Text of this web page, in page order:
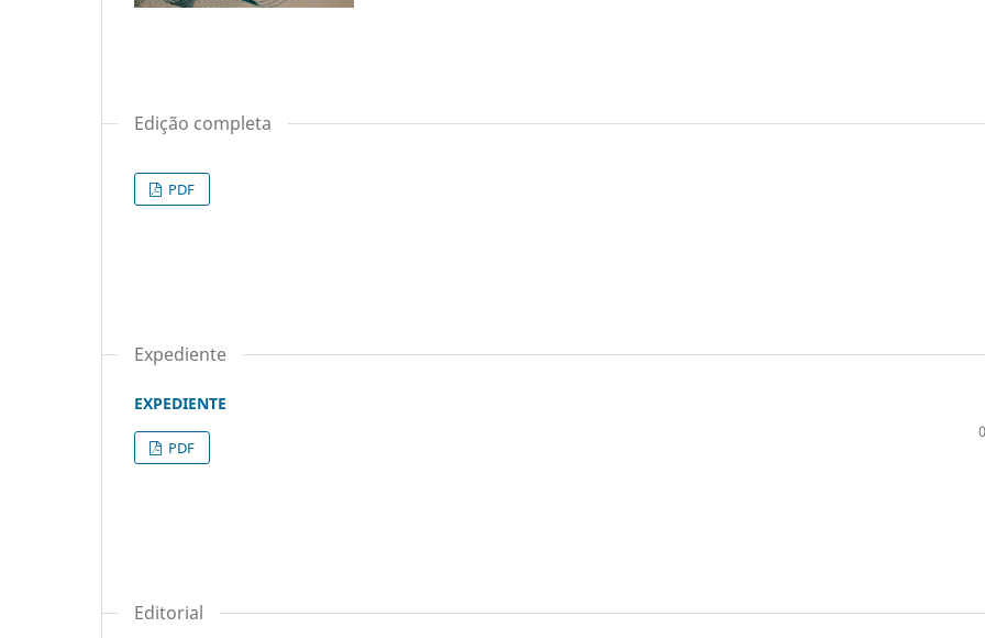
Edição completa
PDF
Expediente
EXPEDIENTE
PDF
Editorial